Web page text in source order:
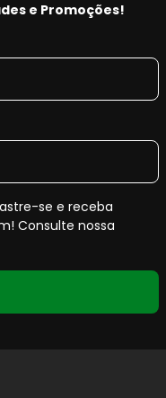
e Promoções!
se e receba
Consulte nossa